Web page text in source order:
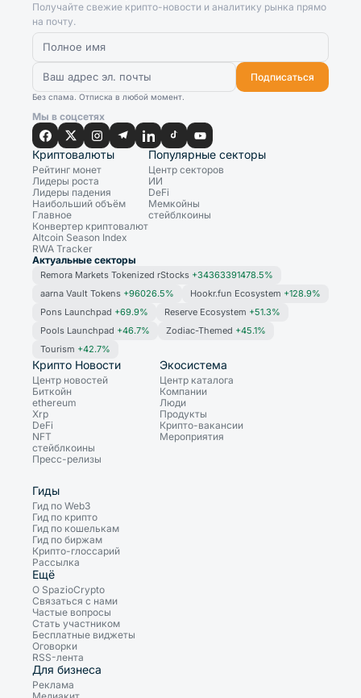
Получайте свежие крипто-новости и аналитику рынка прямо
на почту.
Подписаться
Без спама. Отписка в любой момент.
Мы в соцсетях
Криптовалюты
Рейтинг монет
Лидеры роста
Лидеры падения
Наибольший объём
Главное
Конвертер криптовалют
Altcoin Season Index
RWA Tracker
Популярные секторы
Центр секторов
ИИ
DeFi
Мемкойны
стейблкоины
Актуальные секторы
Remora Markets Tokenized rStocks +34363391478.5%
aarna Vault Tokens +96026.5% Hookr.fun Ecosystem +128.9%
Pons Launchpad +69.9% Reserve Ecosystem +51.3%
Pools Launchpad +46.7% Zodiac-Themed +45.1%
Tourism +42.7%
Крипто Новости
Центр новостей
Биткойн
ethereum
Xrp
DeFi
NFT
стейблкоины
Пресс-релизы
Экосистема
Центр каталога
Компании
Люди
Продукты
Крипто-вакансии
Мероприятия
Гиды
Гид по Web3
Гид по крипто
Гид по кошелькам
Гид по биржам
Крипто-глоссарий
Рассылка
Ещё
О SpazioCrypto
Связаться с нами
Частые вопросы
Стать участником
Бесплатные виджеты
Оговорки
RSS-лента
Для бизнеса
Реклама